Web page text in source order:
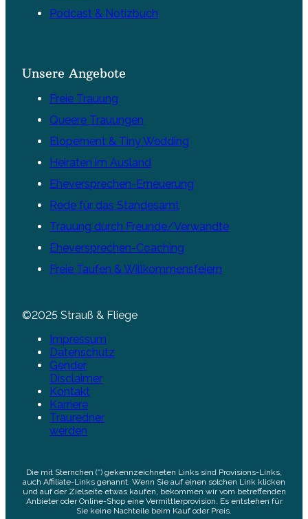
Podcast & Notizbuch
Unsere Angebote
Freie Trauung
Queere Trauungen
Elopement & Tiny Wedding
Heiraten im Ausland
Eheversprechen-Erneuerung
Rede für das Standesamt
Trauung durch Freunde/Verwandte
Eheversprechen-Coaching
Freie Taufen & Willkommensfeiern
©2025 Strauß & Fliege
Impressum
Datenschutz
Gender
Disclaimer
Kontakt
Karriere
Trauredner
werden
Die mit Sternchen (*) gekennzeichneten Links sind Provisions-Links,
auch Affiliate-Links genannt. Wenn Sie auf einen solchen Link klicken
und auf der Zielseite etwas kaufen, bekommen wir vom betreffenden
Anbieter oder Online-Shop eine Vermittlerprovision. Es entstehen für
Sie keine Nachteile beim Kauf oder Preis.